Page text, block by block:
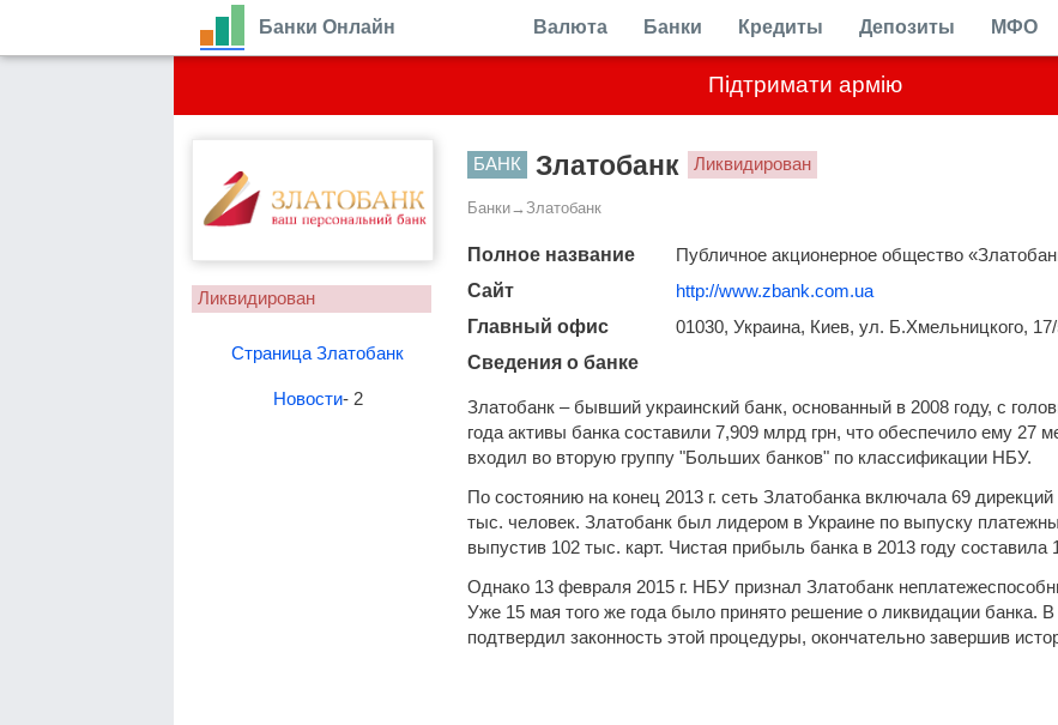
Підтримати армію
Банки Онлайн Валюта Банки Кредиты Депозиты МФО
Ликвидирован
Страница Златобанк
Новости- 2
БАНК Златобанк Ликвидирован
Банки→ Златобанк
Полное название
Публичное акционерное общество
Сайт
http://www.zbank.com.ua
Главный офис
01030, Украина, Киев, ул. Б.Хмельницкого,
Сведения о банке
Златобанк – бывший украинский банк, основанный в 2008 году, с
года активы банка составили 7,909 млрд грн, что обеспечило ему 27
входил во вторую группу "Больших банков" по классификации НБУ.
По состоянию на конец 2013 г. сеть Златобанка включала 69
тыс. человек. Златобанк был лидером в Украине по выпуску
выпустив 102 тыс. карт. Чистая прибыль банка в 2013 году составила
Однако 13 февраля 2015 г. НБУ признал Златобанк
Уже 15 мая того же года было принято решение о ликвидации банка.
подтвердил законность этой процедуры, окончательно завершив